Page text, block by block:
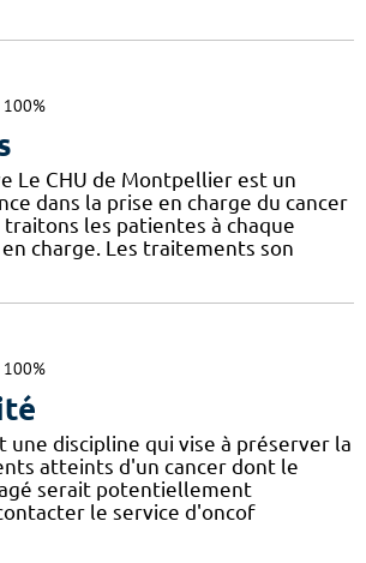
100%
Le CHU de Montpellier est un
dans la prise en charge du cancer
traitons les patientes à chaque
charge. Les traitements son
100%
discipline qui vise à préserver la
atteints d'un cancer dont le
serait potentiellement
le service d'oncof